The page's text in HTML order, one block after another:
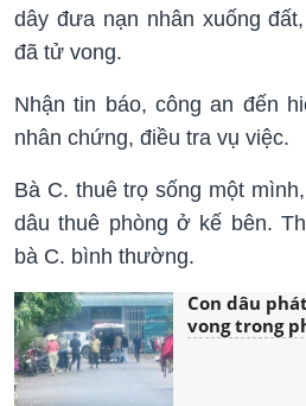
dây đưa nạn nhân xuống
đã tử vong.
Nhận tin báo, công an đến
nhân chứng, điều tra vụ việc.
Bà C. thuê trọ sống một
dâu thuê phòng ở kế bên.
bà C. bình thường.
Con dâu
vong trong